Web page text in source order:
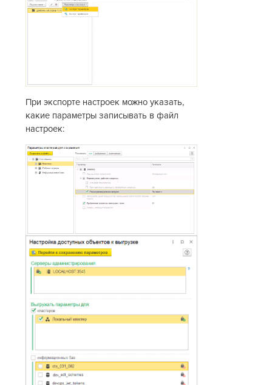
При экспорте настроек можно указать,
какие параметры записывать в файл
настроек: